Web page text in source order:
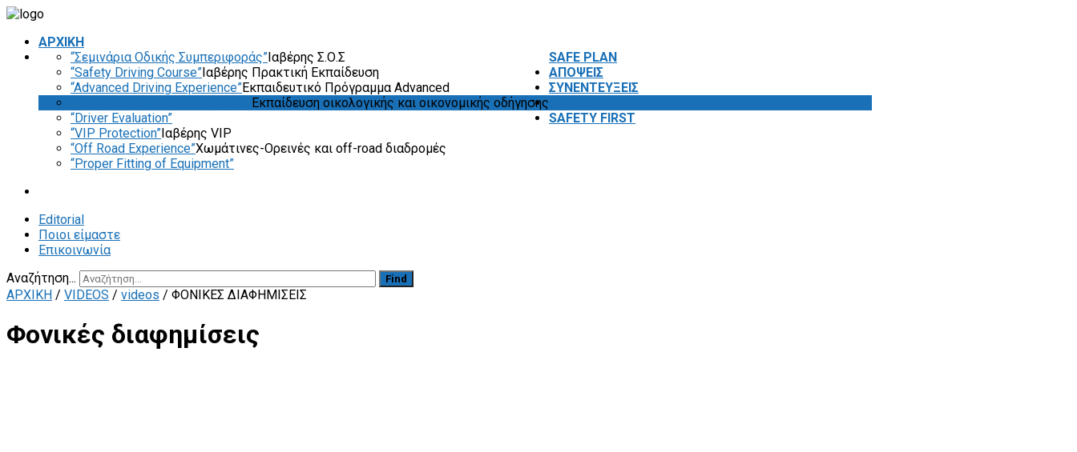
ΑΡΧΙΚΗ
SAFE PLAN
“Σεμινάρια Οδικής Συμπεριφοράς”Ιαβέρης Σ.Ο.Σ
“Safety Driving Course”Ιαβέρης Πρακτική Εκπαίδευση
“Advanced Driving Experience”Εκπαιδευτικό Πρόγραμμα Advanced
Εκπαίδευση οικολογικής και οικονομικής οδήγησης
“Driver Evaluation”
“VIP Protection”Ιαβέρης VIP
“Off Road Experience”Χωμάτινες-Ορεινές και off-road διαδρομές
“Proper Fitting of Equipment”
ΑΠΟΨΕΙΣ
ΣΥΝΕΝΤΕΥΞΕΙΣ
SAFETY FIRST
Editorial
Ποιοι είμαστε
Επικοινωνία
Αναζήτηση...
Find
ΑΡΧΙΚΗ / VIDEOS / videos / ΦΟΝΙΚΈΣ ΔΙΑΦΗΜΊΣΕΙΣ
Φονικές διαφημίσεις